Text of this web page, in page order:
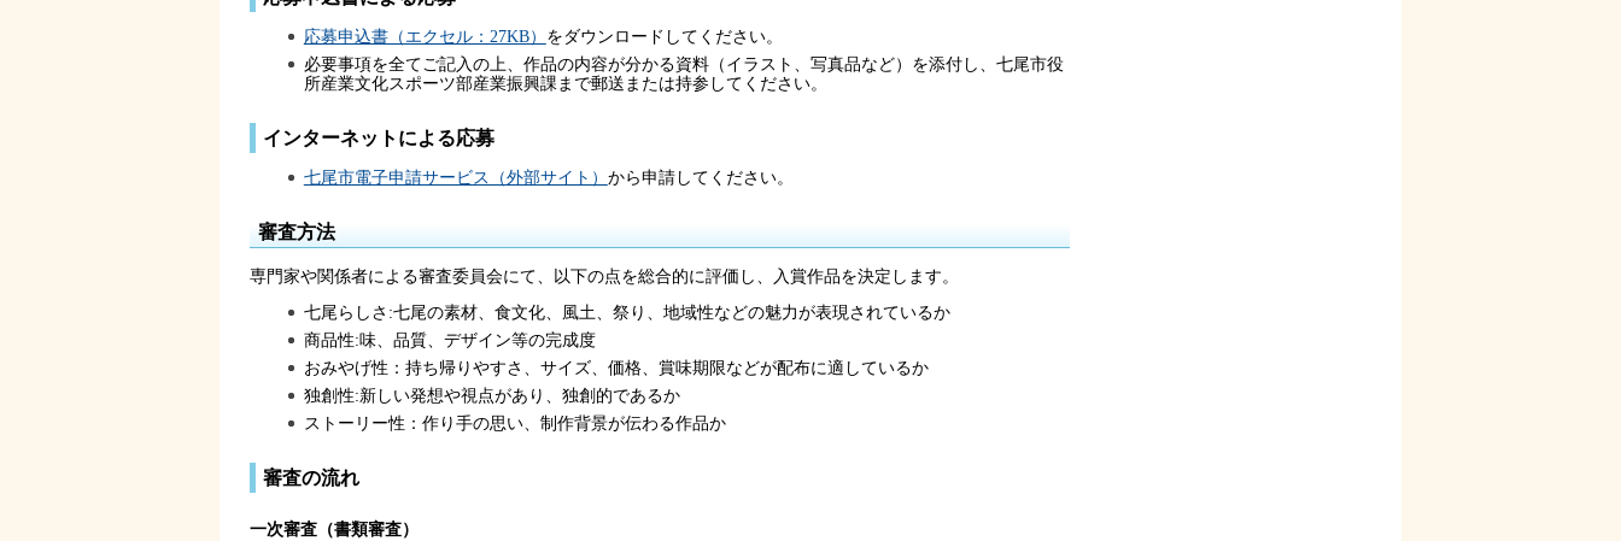
応募申込書（エクセル：27KB） をダウンロードしてください。
必要事項を全てご記入の上、作品の内容が分かる資料（イラスト、写真品など）を添付し、七尾市役
所産業文化スポーツ部産業振興課まで郵送または持参してください。
インターネットによる応募
七尾市電子申請サービス（外部サイト） から申請してください。
審査方法
専門家や関係者による審査委員会にて、以下の点を総合的に評価し、入賞作品を決定します。
七尾らしさ:七尾の素材、食文化、風土、祭り、地域性などの魅力が表現されているか
商品性:味、品質、デザイン等の完成度
おみやげ性：持ち帰りやすさ、サイズ、価格、賞味期限などが配布に適しているか
独創性:新しい発想や視点があり、独創的であるか
ストーリー性：作り手の思い、制作背景が伝わる作品か
審査の流れ
一次審査（書類審査）